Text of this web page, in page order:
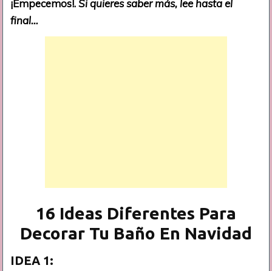
¡Empecemos!.Si quieres saber más, lee hasta el
final…
16 Ideas Diferentes Para
Decorar Tu Baño En Navidad
IDEA 1: